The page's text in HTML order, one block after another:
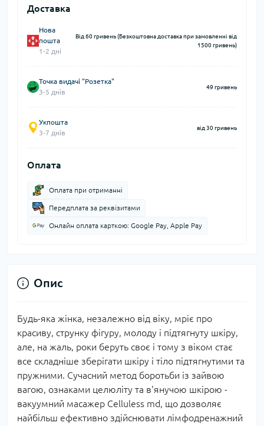
Доставка
Нова
пошта
1-2 дні
Від 60 гривень (Безкоштовна доставка при замовленні від
1500 гривень)
Точка видачі "Розетка"
3-5 днів
49 гривень
Укпошта
3-7 днів
від 30 гривень
Оплата
Оплата при отриманні
Передплата за реквізитами
Онлайн оплата карткою: Google Pay, Apple Pay
Опис
Будь-яка жінка, незалежно від віку, мріє про
красиву, струнку фігуру, молоду і підтягнуту шкіру,
але, на жаль, роки беруть своє і тому з віком стає
все складніше зберігати шкіру і тіло підтягнутими та
пружними. Сучасний метод боротьби із зайвою
вагою, ознаками целюліту та в'янучою шкірою -
вакуумний масажер Celluless md, що дозволяє
найбільш ефективно здійснювати лімфодренажний